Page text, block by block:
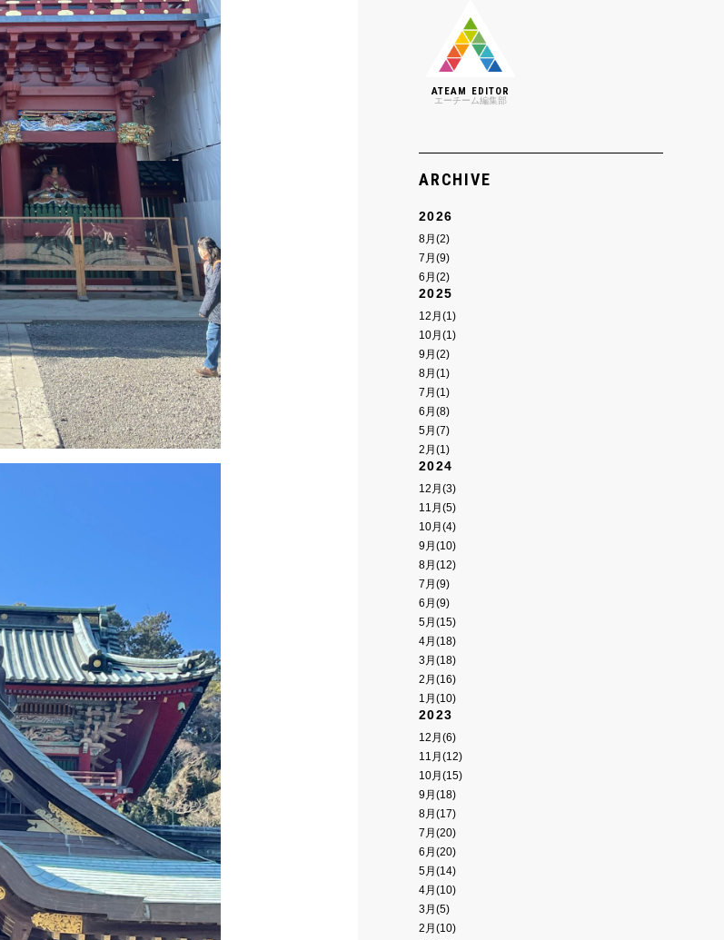
ATEAM EDITOR
エーチーム編集部
ARCHIVE
2026
8月(2)
7月(9)
6月(2)
2025
12月(1)
10月(1)
9月(2)
8月(1)
7月(1)
6月(8)
5月(7)
2月(1)
2024
12月(3)
11月(5)
10月(4)
9月(10)
8月(12)
7月(9)
6月(9)
5月(15)
4月(18)
3月(18)
2月(16)
1月(10)
2023
12月(6)
11月(12)
10月(15)
9月(18)
8月(17)
7月(20)
6月(20)
5月(14)
4月(10)
3月(5)
2月(10)